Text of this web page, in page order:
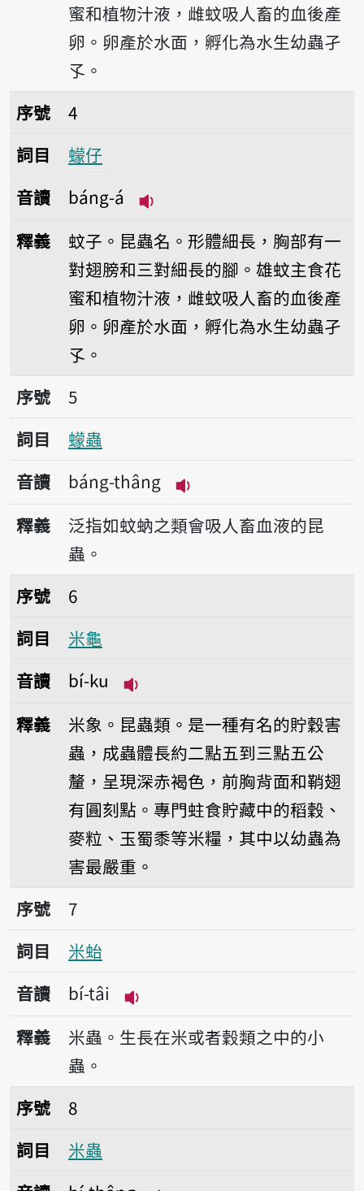
蜜和植物汁液，雌蚊吸人畜的血後產
卵。卵產於水面，孵化為水生幼蟲孑
孓。
序號4蠓仔
序號
4
詞目
蠓仔
音讀
báng-á
釋義
蚊子。昆蟲名。形體細長，胸部有一
對翅膀和三對細長的腳。雄蚊主食花
蜜和植物汁液，雌蚊吸人畜的血後產
卵。卵產於水面，孵化為水生幼蟲孑
孓。
序號5蠓蟲
序號
5
詞目
蠓蟲
音讀
báng-thâng
播放音讀báng-thâng
釋義
泛指如蚊蚋之類會吸人畜血液的昆
蟲。
序號6米龜
序號
6
詞目
米龜
音讀
bí-ku
釋義
米象。昆蟲類。是一種有名的貯穀害
蟲，成蟲體長約二點五到三點五公
釐，呈現深赤褐色，前胸背面和鞘翅
有圓刻點。專門蛀食貯藏中的稻穀、
麥粒、玉蜀黍等米糧，其中以幼蟲為
害最嚴重。
序號7米𧉟
序號
7
詞目
米𧉟
音讀
bí-tâi
播放音讀bí-tâi
釋義
米蟲。生長在米或者穀類之中的小
蟲。
序號8米蟲
序號
8
詞目
米蟲